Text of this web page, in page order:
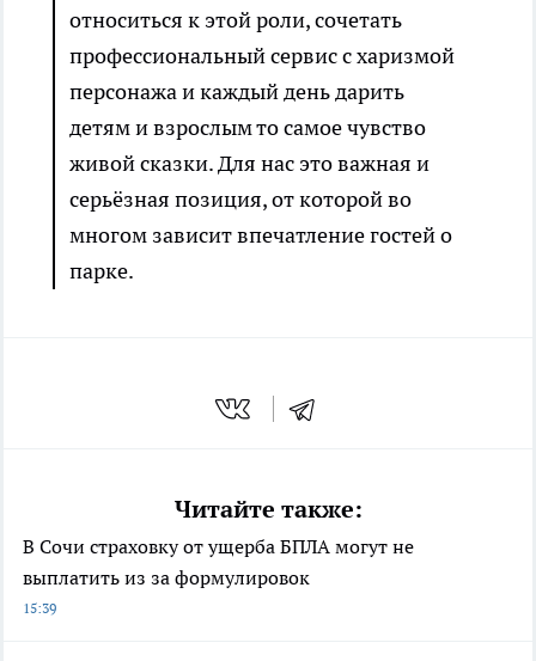
относиться к этой роли, сочетать
профессиональный сервис с харизмой
персонажа и каждый день дарить
детям и взрослым то самое чувство
живой сказки. Для нас это важная и
серьёзная позиция, от которой во
многом зависит впечатление гостей о
парке.
Читайте также:
В Сочи страховку от ущерба БПЛА могут не
выплатить из за формулировок
15:39